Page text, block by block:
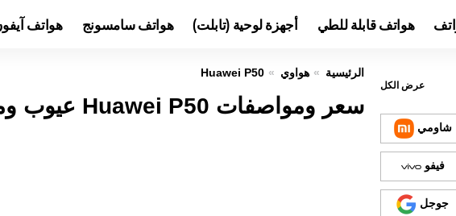
هواتف قابلة للطي أجهزة لوحية (تابلت) هواتف سامسونج هواتف
الرئيسية هواوي Huawei P50
سعر ومواصفات Huawei P50 عيوب ومميزات
عرض الكل
شاومي
فيفو
جوجل